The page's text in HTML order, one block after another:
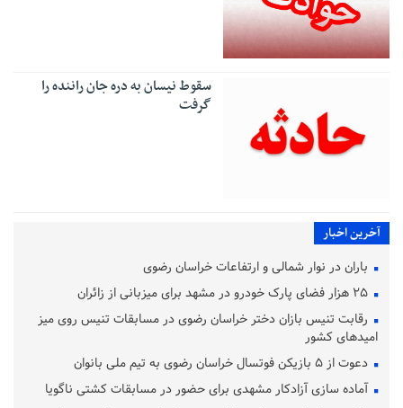
سقوط نیسان به دره جان راننده را
گرفت
آخرین اخبار
باران در نوار شمالی و ارتفاعات خراسان رضوی
رقابت تنیس بازان دختر خراسان رضوی در مسابقات تنیس روی میز
امیدهای کشور
دعوت از ۵ بازیکن فوتسال خراسان رضوی به تیم ملی بانوان
آماده‌ سازی آزادکار مشهدی برای حضور در مسابقات کشتی ناگویا